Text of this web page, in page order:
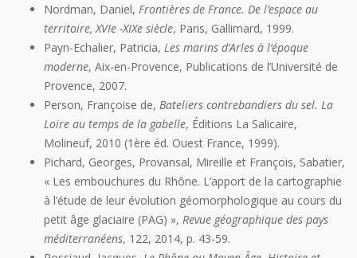
Nordman, Daniel, Frontières de France. De l’espace au
territoire, XVIe -XIXe siècle, Paris, Gallimard, 1999.
Payn-Echalier, Patricia, Les marins d’Arles à l’époque
moderne, Aix-en-Provence, Publications de l’Université de
Provence, 2007.
Person, Françoise de, Bateliers contrebandiers du sel. La
Loire au temps de la gabelle, Éditions La Salicaire,
Molineuf, 2010 (1ère éd. Ouest France, 1999).
Pichard, Georges, Provansal, Mireille et François, Sabatier,
« Les embouchures du Rhône. L’apport de la cartographie
à l’étude de leur évolution géomorphologique au cours du
petit âge glaciaire (PAG) », Revue géographique des pays
méditerranéens, 122, 2014, p. 43-59.